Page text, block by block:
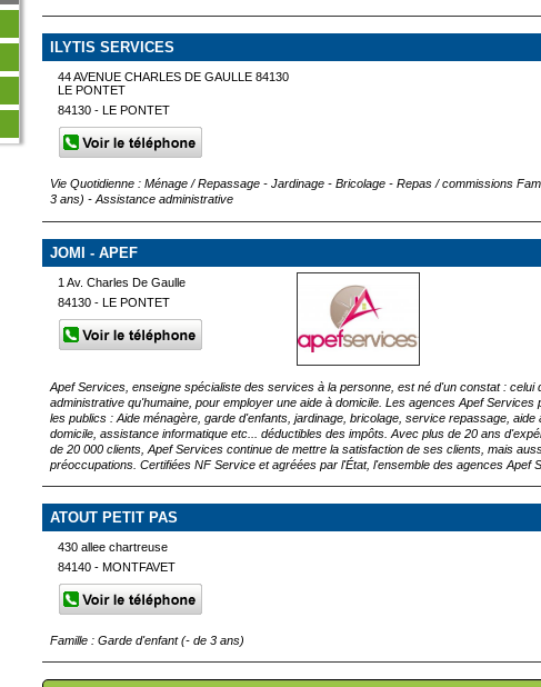
ILYTIS SERVICES
44 AVENUE CHARLES DE GAULLE 84130
LE PONTET
84130 - LE PONTET
Vie Quotidienne : Ménage / Repassage - Jardinage - Bricolage - Repas / commissions
3 ans) - Assistance administrative
JOMI - APEF
1 Av. Charles De Gaulle
84130 - LE PONTET
Apef Services, enseigne spécialiste des services à la personne, est né d'un constat :
administrative qu'humaine, pour employer une aide à domicile. Les agences Apef
les publics : Aide ménagère, garde d'enfants, jardinage, bricolage, service repassage,
domicile, assistance informatique etc... déductibles des impôts. Avec plus de 20 ans
de 20 000 clients, Apef Services continue de mettre la satisfaction de ses clients, mais
préoccupations. Certifiées NF Service et agréées par l'État, l'ensemble des agences Apef
ATOUT PETIT PAS
430 allee chartreuse
84140 - MONTFAVET
Famille : Garde d'enfant (- de 3 ans)